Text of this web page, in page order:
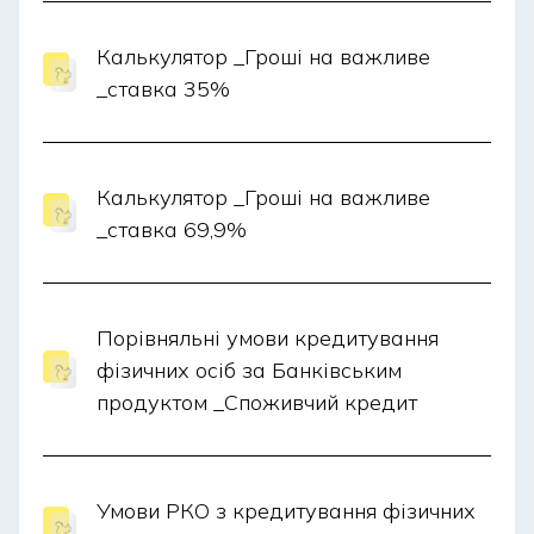
банків, які працюють цілодобово. Рішення щодо
способу оформлення, типу кредиту й внутрішніх
процедур фінансової установи.
або святковий день?
оформлення заявки, укладання договору,
канали банку. У цьому випадку клієнт може
Калькулятор _Гроші на важливе
_ставка 35%
Калькулятор _Гроші на важливе
_ставка 69,9%
Порівняльні умови кредитування
фізичних осіб за Банківським
продуктом _Споживчий кредит
Умови РКО з кредитування фізичних